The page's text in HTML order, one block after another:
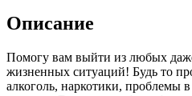
Описание
Помогу вам выйти из любых
жизненных ситуаций! Будь то
алкоголь, наркотики, проблемы